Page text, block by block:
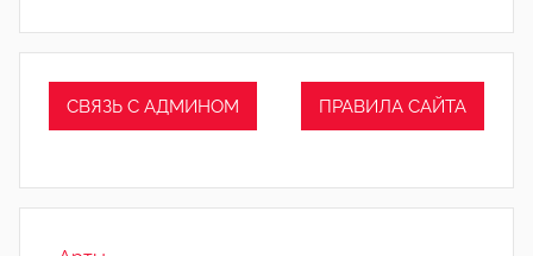
СВЯЗЬ С АДМИНОМ ПРАВИЛА САЙТА